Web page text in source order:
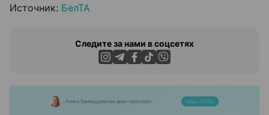
Источник: БелТА
Следите за нами в соцсетях